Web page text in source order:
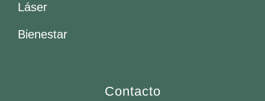
Láser
Bienestar
Contacto